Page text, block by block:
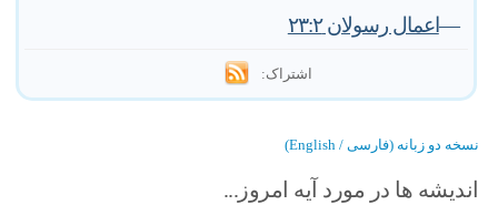
—اعمال رسولان ۲۳:۲
اشتراک:
نسخه دو زبانه (فارسی / English)
اندیشه ها در مورد آیه امروز...